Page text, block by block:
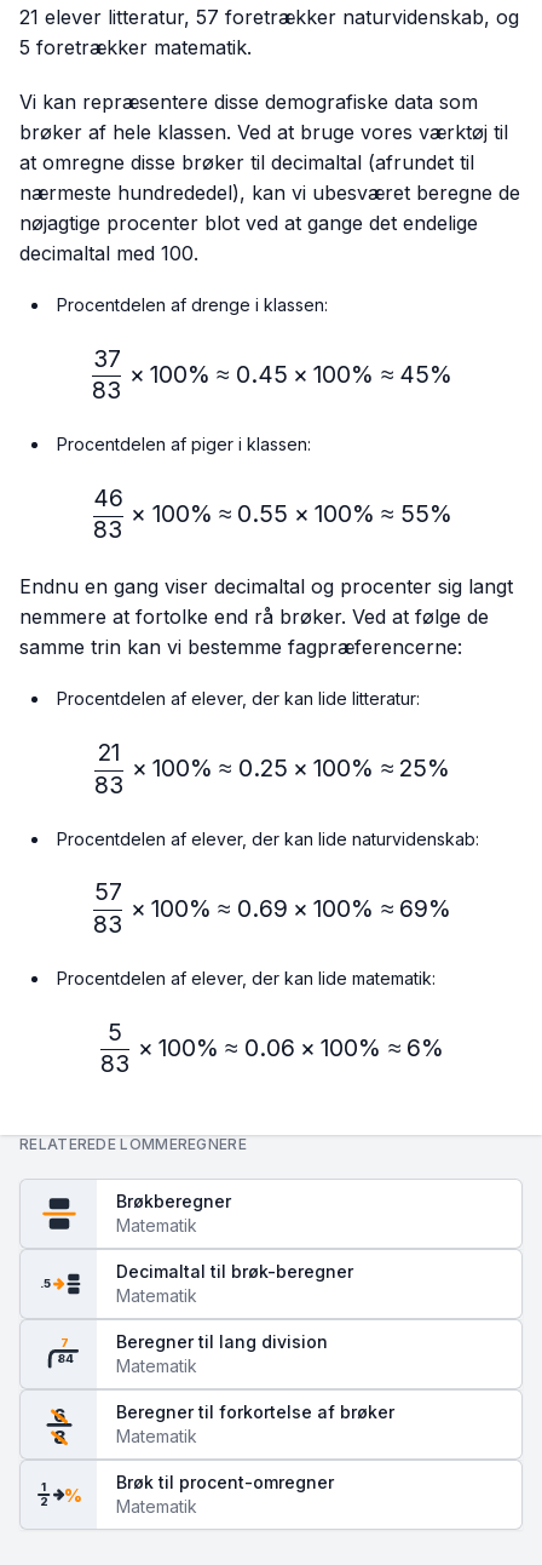
21 elever litteratur, 57 foretrækker naturvidenskab, og
5 foretrækker matematik.
Vi kan repræsentere disse demografiske data som
brøker af hele klassen. Ved at bruge vores værktøj til
at omregne disse brøker til decimaltal (afrundet til
nærmeste hundrededel), kan vi ubesværet beregne de
nøjagtige procenter blot ved at gange det endelige
decimaltal med 100.
Procentdelen af drenge i klassen:
\frac{37}{83} × 100\%≈
83
37
× 100% ≈ 0.45 × 100% ≈ 45%
Procentdelen af piger i klassen:
\frac{46}{83} × 100\%
83
46
× 100% ≈ 0.55 × 100% ≈ 55%
Endnu en gang viser decimaltal og procenter sig langt
nemmere at fortolke end rå brøker. Ved at følge de
samme trin kan vi bestemme fagpræferencerne:
Procentdelen af elever, der kan lide litteratur:
\frac{21}{83} × 100\% ≈
83
21
× 100% ≈ 0.25 × 100% ≈ 25%
Procentdelen af elever, der kan lide naturvidenskab:
\frac{57}{83} × 100\% ≈
83
57
× 100% ≈ 0.69 × 100% ≈ 69%
Procentdelen af elever, der kan lide matematik:
\frac{5}{83} × 100\% ≈
83
5
× 100% ≈ 0.06 × 100% ≈ 6%
RELATEREDE LOMMEREGNERE
Brøkberegner
Matematik
.5
Decimaltal til brøk-beregner
Matematik
84
7
Beregner til lang division
Matematik
6
8
Beregner til forkortelse af brøker
Matematik
1
2 %
Brøk til procent-omregner
Matematik